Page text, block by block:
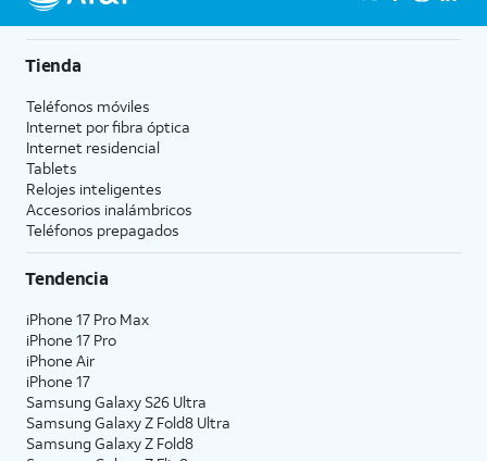
Tienda
Teléfonos móviles
Internet por fibra óptica
Internet residencial
Tablets
Relojes inteligentes
Accesorios inalámbricos
Teléfonos prepagados
Tendencia
iPhone 17 Pro Max
iPhone 17 Pro
iPhone Air
iPhone 17
Samsung Galaxy S26 Ultra
Samsung Galaxy Z Fold8 Ultra
Samsung Galaxy Z Fold8